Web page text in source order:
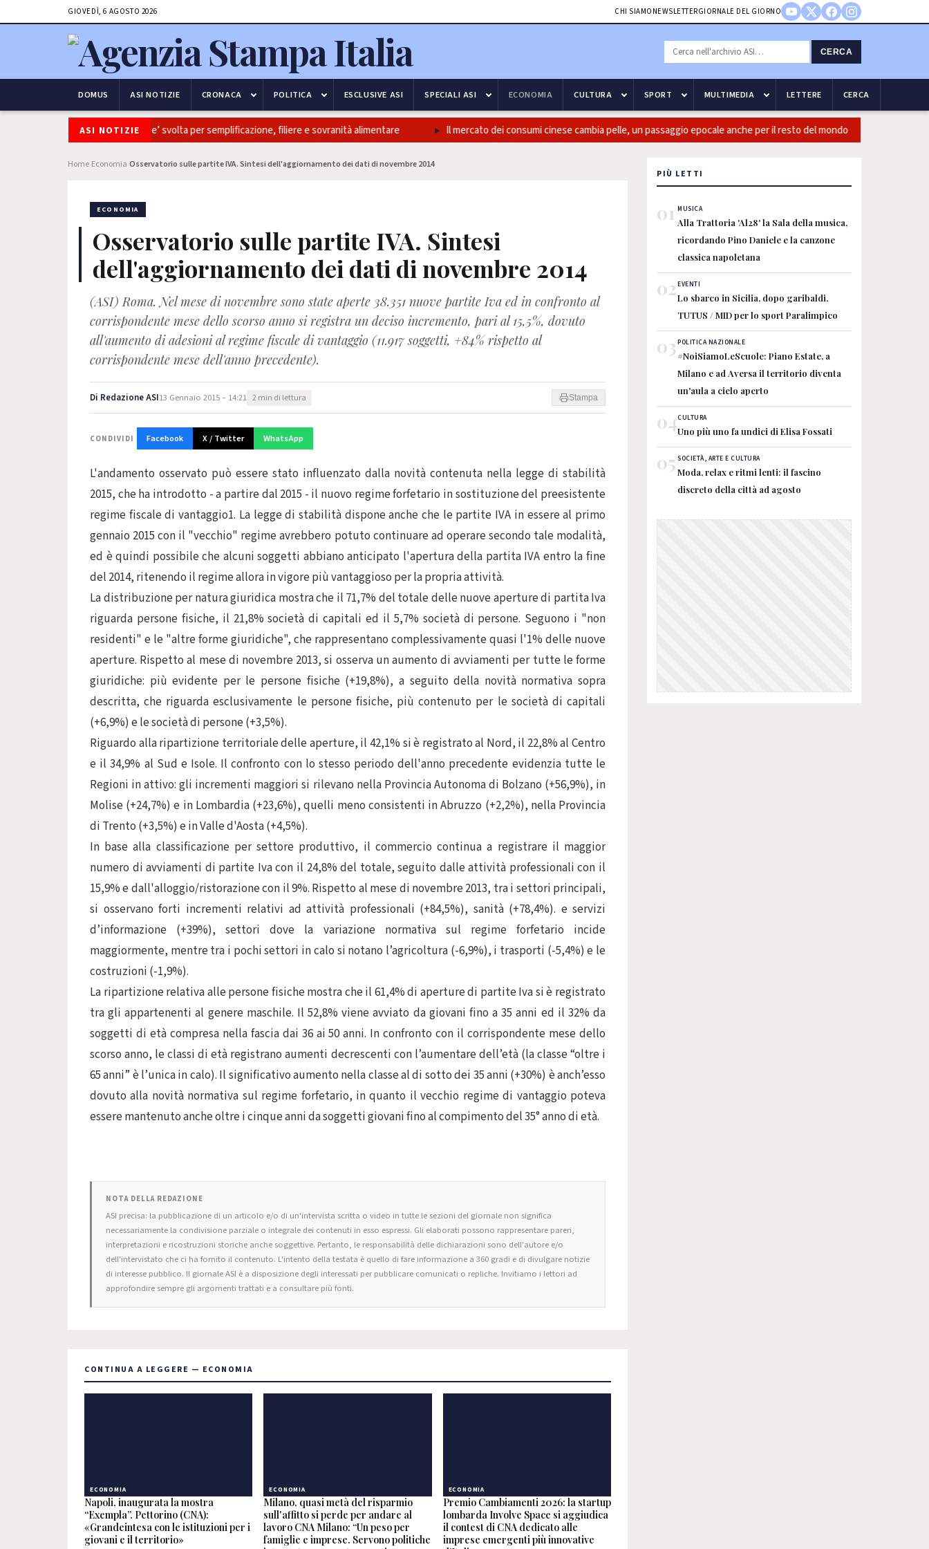
GIOVEDÌ, 6 AGOSTO 2026 CHI SIAMO NEWSLETTERGIORNALE DEL GIORNO
CERCA
DOMUS ASI NOTIZIE CRONACA POLITICA ESCLUSIVE ASI SPECIALI ASI ECONOMIA CULTURA SPORT MULTIMEDIA LETTERE CERCA
ASI NOTIZIE
Coldiretti, ok Camera e’ svolta per semplificazione, filiere e sovranità alimentare Il mercato dei consumi cinese cambia pelle, un passaggio epocale anche per il resto del mondo
Home Economia Osservatorio sulle partite IVA. Sintesi dell'aggiornamento dei dati di novembre 2014
ECONOMIA
Osservatorio sulle partite IVA. Sintesi
dell'aggiornamento dei dati di novembre 2014
(ASI) Roma. Nel mese di novembre sono state aperte 38.351 nuove partite Iva ed in confronto al
corrispondente mese dello scorso anno si registra un deciso incremento, pari al 15,5%, dovuto
all'aumento di adesioni al regime fiscale di vantaggio (11.917 soggetti, +84% rispetto al
corrispondente mese dell'anno precedente).
Di Redazione ASI13 Gennaio 2015 – 14:21 2 min di lettura Stampa
CONDIVIDI Facebook X / Twitter WhatsApp
L'andamento osservato può essere stato influenzato dalla novità contenuta nella legge di stabilità
2015, che ha introdotto - a partire dal 2015 - il nuovo regime forfetario in sostituzione del preesistente
regime fiscale di vantaggio1. La legge di stabilità dispone anche che le partite IVA in essere al primo
gennaio 2015 con il "vecchio" regime avrebbero potuto continuare ad operare secondo tale modalità,
ed è quindi possibile che alcuni soggetti abbiano anticipato l'apertura della partita IVA entro la fine
del 2014, ritenendo il regime allora in vigore più vantaggioso per la propria attività.
La distribuzione per natura giuridica mostra che il 71,7% del totale delle nuove aperture di partita Iva
riguarda persone fisiche, il 21,8% società di capitali ed il 5,7% società di persone. Seguono i "non
residenti" e le "altre forme giuridiche", che rappresentano complessivamente quasi l'1% delle nuove
aperture. Rispetto al mese di novembre 2013, si osserva un aumento di avviamenti per tutte le forme
giuridiche: più evidente per le persone fisiche (+19,8%), a seguito della novità normativa sopra
descritta, che riguarda esclusivamente le persone fisiche, più contenuto per le società di capitali
(+6,9%) e le società di persone (+3,5%).
Riguardo alla ripartizione territoriale delle aperture, il 42,1% si è registrato al Nord, il 22,8% al Centro
e il 34,9% al Sud e Isole. Il confronto con lo stesso periodo dell'anno precedente evidenzia tutte le
Regioni in attivo: gli incrementi maggiori si rilevano nella Provincia Autonoma di Bolzano (+56,9%), in
Molise (+24,7%) e in Lombardia (+23,6%), quelli meno consistenti in Abruzzo (+2,2%), nella Provincia
di Trento (+3,5%) e in Valle d'Aosta (+4,5%).
In base alla classificazione per settore produttivo, il commercio continua a registrare il maggior
numero di avviamenti di partite Iva con il 24,8% del totale, seguito dalle attività professionali con il
15,9% e dall'alloggio/ristorazione con il 9%. Rispetto al mese di novembre 2013, tra i settori principali,
si osservano forti incrementi relativi ad attività professionali (+84,5%), sanità (+78,4%). e servizi
d’informazione (+39%), settori dove la variazione normativa sul regime forfetario incide
maggiormente, mentre tra i pochi settori in calo si notano l’agricoltura (-6,9%), i trasporti (-5,4%) e le
costruzioni (-1,9%).
La ripartizione relativa alle persone fisiche mostra che il 61,4% di aperture di partite Iva si è registrato
tra gli appartenenti al genere maschile. Il 52,8% viene avviato da giovani fino a 35 anni ed il 32% da
soggetti di età compresa nella fascia dai 36 ai 50 anni. In confronto con il corrispondente mese dello
scorso anno, le classi di età registrano aumenti decrescenti con l’aumentare dell’età (la classe “oltre i
65 anni” è l’unica in calo). Il significativo aumento nella classe al di sotto dei 35 anni (+30%) è anch’esso
dovuto alla novità normativa sul regime forfetario, in quanto il vecchio regime di vantaggio poteva
essere mantenuto anche oltre i cinque anni da soggetti giovani fino al compimento del 35° anno di età.
NOTA DELLA REDAZIONE
ASI precisa: la pubblicazione di un articolo e/o di un'intervista scritta o video in tutte le sezioni del giornale non significa
necessariamente la condivisione parziale o integrale dei contenuti in esso espressi. Gli elaborati possono rappresentare pareri,
interpretazioni e ricostruzioni storiche anche soggettive. Pertanto, le responsabilità delle dichiarazioni sono dell'autore e/o
dell'intervistato che ci ha fornito il contenuto. L'intento della testata è quello di fare informazione a 360 gradi e di divulgare notizie
di interesse pubblico. Il giornale ASI è a disposizione degli interessati per pubblicare comunicati o repliche. Invitiamo i lettori ad
approfondire sempre gli argomenti trattati e a consultare più fonti.
CONTINUA A LEGGERE — ECONOMIA
ECONOMIA
Napoli, inaugurata la mostra
“Exempla”. Pettorino (CNA):
«Grandeintesa con le istituzioni per i
giovani e il territorio»
ECONOMIA
Milano, quasi metà del risparmio
sull'affitto si perde per andare al
lavoro CNA Milano: “Un peso per
famiglie e imprese. Servono politiche
ECONOMIA
Premio Cambiamenti 2026: la startup
lombarda Involve Space si aggiudica
il contest di CNA dedicato alle
imprese emergenti più innovative
PIÙ LETTI
01 MUSICA
Alla Trattoria 'Al28' la Sala della musica,
ricordando Pino Daniele e la canzone
classica napoletana
02EVENTI
Lo sbarco in Sicilia, dopo garibaldi,
TUTUS / MID per lo sport Paralimpico
03POLITICA NAZIONALE
#NoiSiamoLeScuole: Piano Estate, a
Milano e ad Aversa il territorio diventa
un'aula a cielo aperto
04CULTURA
Uno più uno fa undici di Elisa Fossati
05 SOCIETÀ, ARTE E CULTURA
Moda, relax e ritmi lenti: il fascino
discreto della città ad agosto